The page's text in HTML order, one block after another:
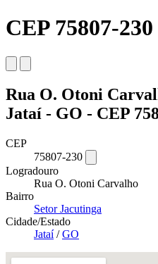
CEP 75807-230
Rua O. Otoni
Jataí - GO - CEP
CEP
75807-230
Logradouro
Rua O. Otoni Carvalho
Bairro
Setor Jacutinga
Cidade/Estado
Jataí/GO